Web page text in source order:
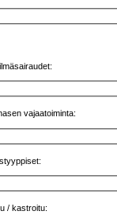
vajaatoiminta:
/ kastroitu: